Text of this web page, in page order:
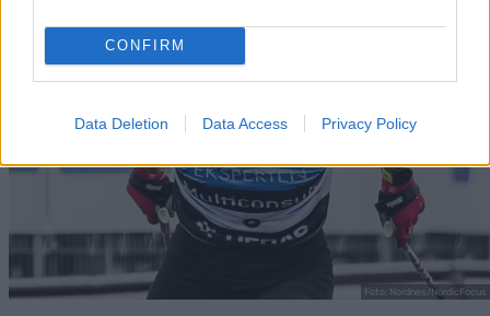
CONFIRM
Data Deletion Data Access Privacy Policy
Foto: Nordnes/NordicFocus